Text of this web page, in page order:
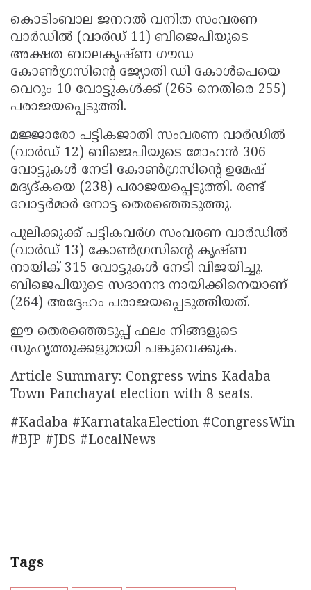
കൊടിംബാല ജനറൽ വനിത സംവരണ
വാർഡിൽ (വാർഡ് 11) ബിജെപിയുടെ
അക്ഷത ബാലകൃഷ്ണ ഗൗഡ
കോൺഗ്രസിൻ്റെ ജ്യോതി ഡി കോൾപെയെ
വെറും 10 വോട്ടുകൾക്ക് (265 നെതിരെ 255)
പരാജയപ്പെടുത്തി.
മജ്ജാരോ പട്ടികജാതി സംവരണ വാർഡിൽ
(വാർഡ് 12) ബിജെപിയുടെ മോഹൻ 306
വോട്ടുകൾ നേടി കോൺഗ്രസിൻ്റെ ഉമേഷ്
മദ്യദ്കയെ (238) പരാജയപ്പെടുത്തി. രണ്ട്
വോട്ടർമാർ നോട്ട തെരഞ്ഞെടുത്തു.
പുലിക്കുക്ക് പട്ടികവർഗ സംവരണ വാർഡിൽ
(വാർഡ് 13) കോൺഗ്രസിൻ്റെ കൃഷ്ണ
നായിക് 315 വോട്ടുകൾ നേടി വിജയിച്ചു.
ബിജെപിയുടെ സദാനന്ദ നായിക്കിനെയാണ്
(264) അദ്ദേഹം പരാജയപ്പെടുത്തിയത്.
ഈ തെരഞ്ഞെടുപ്പ് ഫലം നിങ്ങളുടെ
സുഹൃത്തുക്കളുമായി പങ്കുവെക്കുക.
Article Summary: Congress wins Kadaba
Town Panchayat election with 8 seats.
#Kadaba #KarnatakaElection #CongressWin
#BJP #JDS #LocalNews
Tags